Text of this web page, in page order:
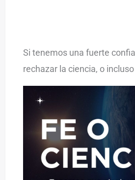
Si tenemos una fuerte
rechazar la ciencia, o